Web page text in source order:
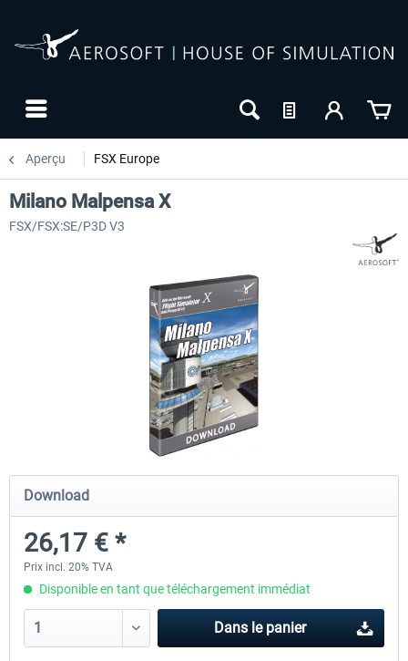
Aperçu FSX Europe
Mega Airport Frankfurt V2.0
30,20 € *
Mega Airport Berlin
Milano Malpensa X
FSX/FSX:SE/P3D V3
Download
26,17 € *
Prix incl. 20% TVA
Disponible en tant que téléchargement immédiat
Dans le panier